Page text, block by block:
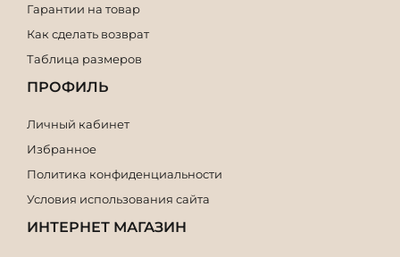
Гарантии на товар
Как сделать возврат
Таблица размеров
ПРОФИЛЬ
Личный кабинет
Избранное
Политика конфиденциальности
Условия использования сайта
ИНТЕРНЕТ МАГАЗИН